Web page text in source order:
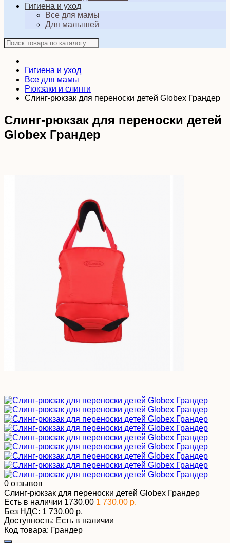
Гигиена и уход
Все для мамы
Для малышей
Гигиена и уход
Все для мамы
Рюкзаки и слинги
Слинг-рюкзак для переноски детей Globex Грандер
Слинг-рюкзак для переноски детей
Globex Грандер
0 отзывов
Слинг-рюкзак для переноски детей Globex Грандер
Есть в наличии 1730.00 1 730.00 р.
Без НДС: 1 730.00 р.
Доступность: Есть в наличии
Код товара: Грандер